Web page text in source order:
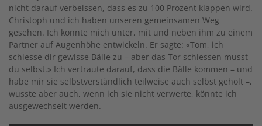
nicht darauf verbeissen, dass es zu 100 Prozent klappen wird.
Christoph und ich haben unseren gemeinsamen Weg
gesehen. Ich konnte mich unter, mit und neben ihm zu einem
Partner auf Augenhöhe entwickeln. Er sagte: «Tom, ich
schiesse dir gewisse Bälle zu – aber das Tor schiessen musst
du selbst.» Ich vertraute darauf, dass die Bälle kommen – und
habe mir sie selbstverständlich teilweise auch selbst geholt –,
wusste aber auch, wenn ich sie nicht verwerte, könnte ich
ausgewechselt werden.